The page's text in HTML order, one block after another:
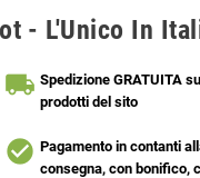
- L'Unico In
local_shipping Spedizione GRATUITA
prodotti del sito
check_circle Pagamento in contanti
consegna, con bonifico,